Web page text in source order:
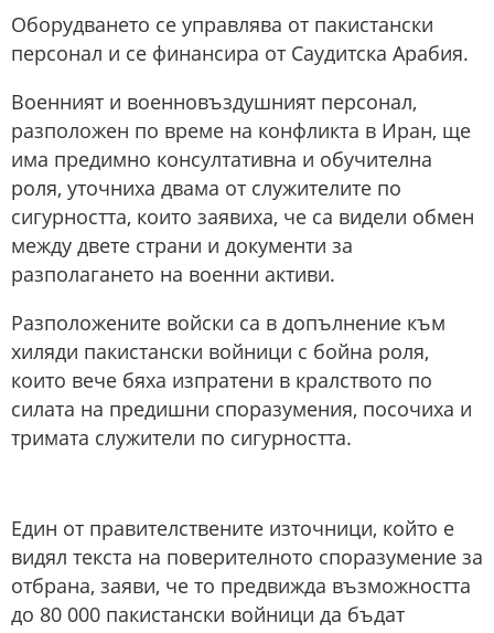
Оборудването се управлява от пакистански
персонал и се финансира от Саудитска Арабия.
Военният и военновъздушният персонал,
разположен по време на конфликта в Иран, ще
има предимно консултативна и обучителна
роля, уточниха двама от служителите по
сигурността, които заявиха, че са видели обмен
между двете страни и документи за
разполагането на военни активи.
Разположените войски са в допълнение към
хиляди пакистански войници с бойна роля,
които вече бяха изпратени в кралството по
силата на предишни споразумения, посочиха и
тримата служители по сигурността.
Един от правителствените източници, който е
видял текста на поверителното споразумение за
отбрана, заяви, че то предвижда възможността
до 80 000 пакистански войници да бъдат